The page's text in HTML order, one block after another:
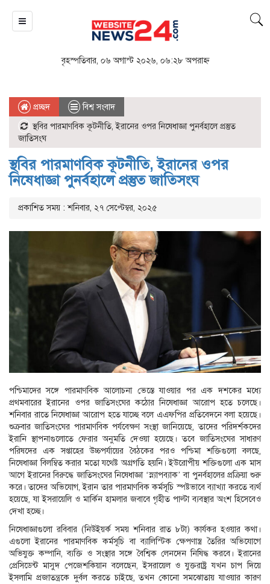
বৃহস্পতিবার, ০৬ অগাস্ট ২০২৬, ০৬:২৮ অপরাহ্ন
প্রচ্ছদ
বিশ্ব সংবাদ
স্থবির পারমাণবিক কূটনীতি, ইরানের ওপর নিষেধাজ্ঞা পুনর্বহালে প্রস্তুত
জাতিসংঘ
স্থবির পারমাণবিক কূটনীতি, ইরানের ওপর
নিষেধাজ্ঞা পুনর্বহালে প্রস্তুত জাতিসংঘ
প্রকাশিত সময় : শনিবার, ২৭ সেপ্টেম্বর, ২০২৫
পশ্চিমাদের সঙ্গে পারমাণবিক আলোচনা ভেস্তে যাওয়ার পর এক দশকের মধ্যে
প্রথমবারের ইরানের ওপর জাতিসংঘের কঠোর নিষেধাজ্ঞা আরোপ হতে চলেছে।
শনিবার রাতে নিষেধাজ্ঞা আরোপ হতে যাচ্ছে বলে এএফপির প্রতিবেদনে বলা হয়েছে।
শুক্রবার জাতিসংঘের পারমাণবিক পর্যবেক্ষণ সংস্থা জানিয়েছে, তাদের পরিদর্শকদের
ইরানি স্থাপনাগুলোতে ফেরার অনুমতি দেওয়া হয়েছে। তবে জাতিসংঘের সাধারণ
পরিষদের এক সপ্তাহের উচ্চপর্যায়ের বৈঠকের পরও পশ্চিমা শক্তিগুলো বলছে,
নিষেধাজ্ঞা বিলম্বিত করার মতো যথেষ্ট অগ্রগতি হয়নি। ইউরোপীয় শক্তিগুলো এক মাস
আগে ইরানের বিরুদ্ধে জাতিসংঘের নিষেধাজ্ঞা ‘স্ন্যাপব্যাক’ বা পুনর্বহালের প্রক্রিয়া শুরু
করে। তাদের অভিযোগ, ইরান তার পারমাণবিক কর্মসূচি স্পষ্টভাবে ব্যাখ্যা করতে ব্যর্থ
হয়েছে, যা ইসরায়েলি ও মার্কিন হামলার জবাবে গৃহীত পাল্টা ব্যবস্থার অংশ হিসেবেও
দেখা হচ্ছে।
নিষেধাজ্ঞাগুলো রবিবার (নিউইয়র্ক সময় শনিবার রাত ৮টা) কার্যকর হওয়ার কথা।
এগুলো ইরানের পারমাণবিক কর্মসূচি বা ব্যালিস্টিক ক্ষেপণাস্ত্র তৈরির অভিযোগে
অভিযুক্ত কম্পানি, ব্যক্তি ও সংস্থার সঙ্গে বৈশ্বিক লেনদেন নিষিদ্ধ করবে। ইরানের
প্রেসিডেন্ট মাসুদ পেজেশকিয়ান বলেছেন, ইসরায়েল ও যুক্তরাষ্ট্র যখন চাপ দিয়ে
ইসলামি প্রজাতন্ত্রকে দুর্বল করতে চাইছে, তখন কোনো সমঝোতায় যাওয়ার কারণ